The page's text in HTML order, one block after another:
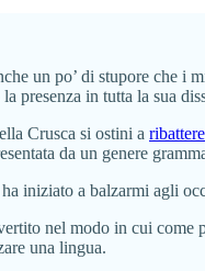
un po’ di stupore che i
presenza in tutta la sua
Crusca si ostini a ribattere
da un genere
iniziato a balzarmi agli
nel modo in cui come
una lingua.